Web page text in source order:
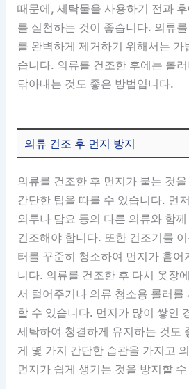
때문에, 세탁물을 사용하기 전과
를 실천하는 것이 좋습니다. 의류
를 완벽하게 제거하기 위해서는 가
습니다. 의류를 건조한 후에는 롤
닦아내는 것도 좋은 방법입니다.
의류 건조 후 먼지 방지
의류를 건조한 후 먼지가 붙는 것
간단한 팁을 따를 수 있습니다. 먼
외투나 담요 등의 다른 의류와 함
건조해야 합니다. 또한 건조기를
터를 꾸준히 청소하여 먼지가 흩
니다. 의류를 건조한 후 다시 옷장
서 털어주거나 의류 청소용 롤러를
할 수 있습니다. 먼지가 많이 쌓인
세탁하여 청결하게 유지하는 것도
게 몇 가지 간단한 습관을 가지고
먼지가 쉽게 생기는 것을 방지할